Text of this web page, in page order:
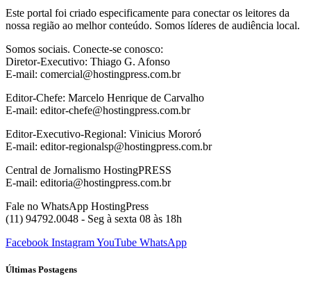
Este portal foi criado especificamente para conectar os leitores da
nossa região ao melhor conteúdo. Somos líderes de audiência local.
Somos sociais. Conecte-se conosco:
Diretor-Executivo: Thiago G. Afonso
E-mail: comercial@hostingpress.com.br
Editor-Chefe: Marcelo Henrique de Carvalho
E-mail: editor-chefe@hostingpress.com.br
Editor-Executivo-Regional: Vinicius Mororó
E-mail: editor-regionalsp@hostingpress.com.br
Central de Jornalismo HostingPRESS
E-mail: editoria@hostingpress.com.br
Fale no WhatsApp HostingPress
(11) 94792.0048 - Seg à sexta 08 às 18h
Facebook InstagramYouTube WhatsApp
Últimas Postagens